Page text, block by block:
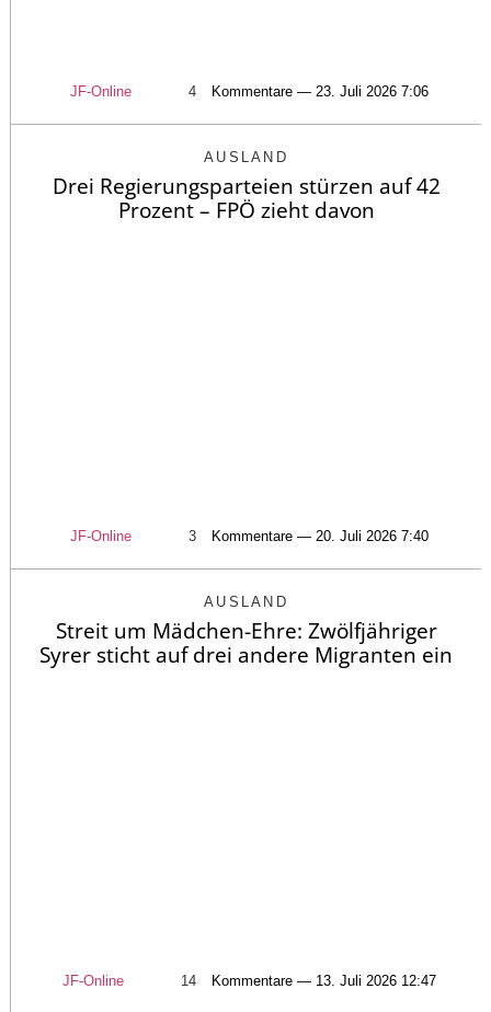
JF-Online 4 Kommentare — 23. Juli 2026 7:06
AUSLAND
Drei Regierungsparteien stürzen auf 42
Prozent – FPÖ zieht davon
JF-Online 3 Kommentare — 20. Juli 2026 7:40
AUSLAND
Streit um Mädchen-Ehre: Zwölfjähriger
Syrer sticht auf drei andere Migranten ein
JF-Online 14 Kommentare — 13. Juli 2026 12:47